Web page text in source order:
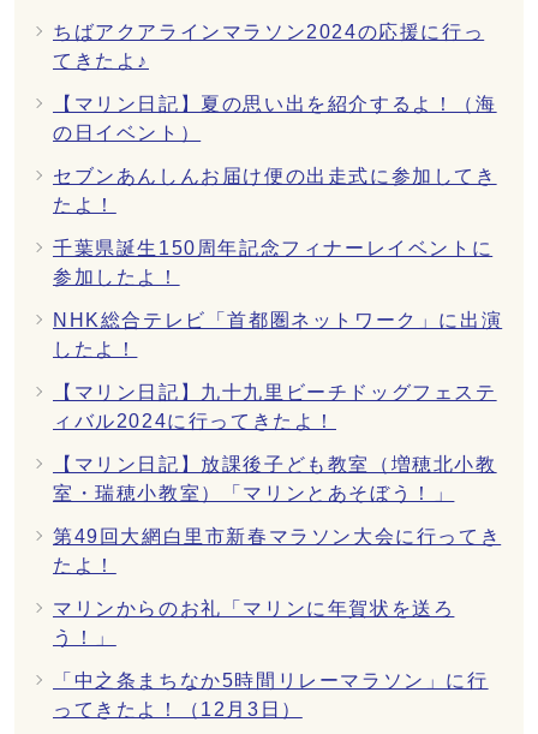
ちばアクアラインマラソン2024の応援に行っ
てきたよ♪
【マリン日記】夏の思い出を紹介するよ！（海
の日イベント）
セブンあんしんお届け便の出走式に参加してき
たよ！
千葉県誕生150周年記念フィナーレイベントに
参加したよ！
NHK総合テレビ「首都圏ネットワーク」に出演
したよ！
【マリン日記】九十九里ビーチドッグフェステ
ィバル2024に行ってきたよ！
【マリン日記】放課後子ども教室（増穂北小教
室・瑞穂小教室）「マリンとあそぼう！」
第49回大網白里市新春マラソン大会に行ってき
たよ！
マリンからのお礼「マリンに年賀状を送ろ
う！」
「中之条まちなか5時間リレーマラソン」に行
ってきたよ！（12月3日）